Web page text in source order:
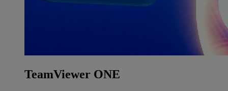
TeamViewer ONE